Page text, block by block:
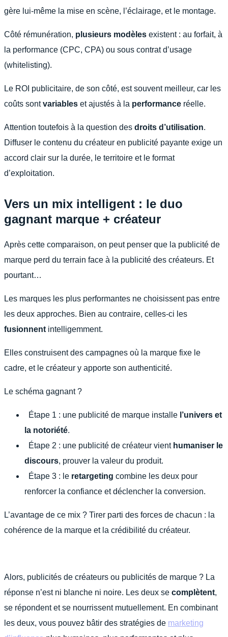
gère lui-même la mise en scène, l’éclairage, et le montage.
Côté rémunération, plusieurs modèles existent : au forfait, à
la performance (CPC, CPA) ou sous contrat d’usage
(whitelisting).
Le ROI publicitaire, de son côté, est souvent meilleur, car les
coûts sontvariables et ajustés à la performance réelle.
Attention toutefois à la question des droits d’utilisation.
Diffuser le contenu du créateur en publicité payante exige un
accord clair sur la durée, le territoire et le format
d’exploitation.
Vers un mix intelligent : le duo
gagnant marque + créateur
Après cette comparaison, on peut penser que la publicité de
marque perd du terrain face à la publicité des créateurs. Et
pourtant…
Les marques les plus performantes ne choisissent pas entre
les deux approches. Bien au contraire, celles-ci les
fusionnent intelligemment.
Elles construisent des campagnes où la marque fixe le
cadre, et le créateur y apporte son authenticité.
Le schéma gagnant ?
Étape 1 : une publicité de marque installe l’univers et
la notoriété.
Étape 2 : une publicité de créateur vient humaniser le
discours, prouver la valeur du produit.
Étape 3 : le retargeting combine les deux pour
renforcer la confiance et déclencher la conversion.
L’avantage de ce mix ? Tirer parti des forces de chacun : la
cohérence de la marque et la crédibilité du créateur.
Alors, publicités de créateurs ou publicités de marque ? La
réponse n’est ni blanche ni noire. Les deux se complètent,
se répondent et se nourrissent mutuellement. En combinant
les deux, vous pouvez bâtir des stratégies de marketing